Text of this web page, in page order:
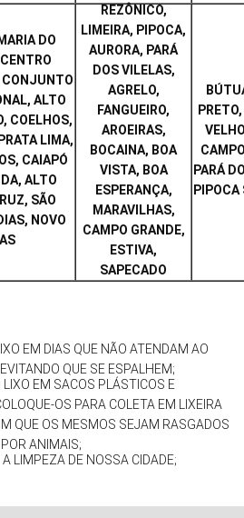
DO
CONJUNTO
ALTO
COELHOS,
LIMA,
CAIAPÓ
ALTO
SÃO
NOVO
REZÔNICO,
LIMEIRA, PIPOCA,
AURORA, PARÁ
DOS VILELAS,
AGRELO,
FANGUEIRO,
AROEIRAS,
BOCAINA, BOA
VISTA, BOA
ESPERANÇA,
MARAVILHAS,
CAMPO GRANDE,
ESTIVA,
SAPECADO
PARÁ
PIPOCA
EM DIAS QUE NÃO ATENDAM AO
QUE SE ESPALHEM;
LIXO EM SACOS PLÁSTICOS E
OS PARA COLETA EM LIXEIRA
QUE OS MESMOS SEJAM RASGADOS
POR ANIMAIS;
LIMPEZA DE NOSSA CIDADE;